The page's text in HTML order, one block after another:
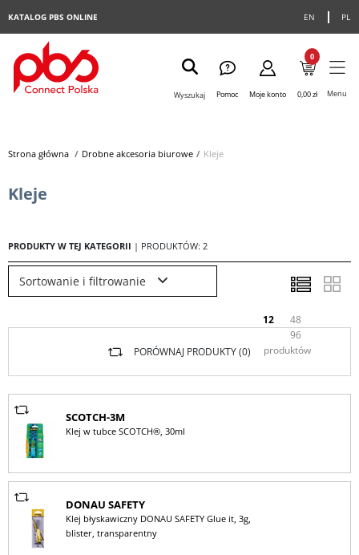
EN PL
KATALOG PBS ONLINE
Wyszukaj Pomoc Moje konto
0
0,00 zł Menu
Strona główna> Drobne akcesoria biurowe> Kleje
Kleje
PRODUKTY W TEJ KATEGORII | PRODUKTÓW: 2
Sortowanie i filtrowanie
12
48
96
produktów
PORÓWNAJ PRODUKTY (0)
SCOTCH-3M
Klej w tubce SCOTCH®, 30ml
DONAU SAFETY
Klej błyskawiczny DONAU SAFETY Glue it, 3g,
blister, transparentny